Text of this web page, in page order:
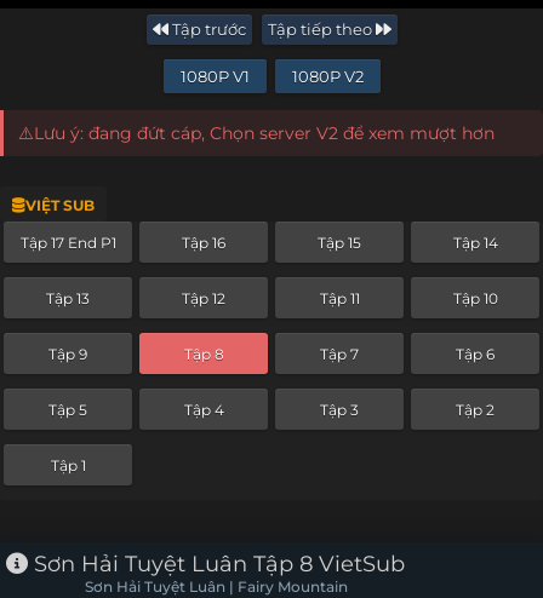
Tập trước Tập tiếp theo
1080P V1 1080P V2
⚠️Lưu ý: đang đứt cáp, Chọn server V2 để xem mượt hơn
VIỆT SUB
Tập 17 End P1 Tập 16 Tập 15 Tập 14
Tập 13 Tập 12 Tập 11 Tập 10
Tập 9 Tập 8 Tập 7 Tập 6
Tập 5 Tập 4 Tập 3 Tập 2
Tập 1
Sơn Hải Tuyệt Luân Tập 8 VietSub
Sơn Hải Tuyệt Luân | Fairy Mountain